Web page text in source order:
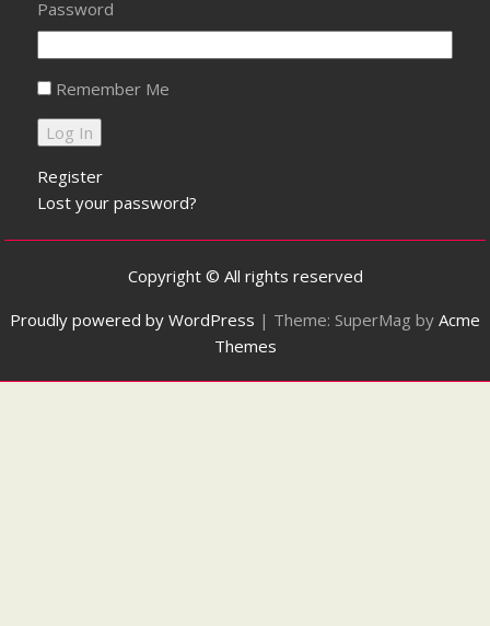
Password
Remember Me
Register
Lost your password?
Copyright © All rights reserved
Proudly powered by WordPress | Theme: SuperMag by Acme
Themes